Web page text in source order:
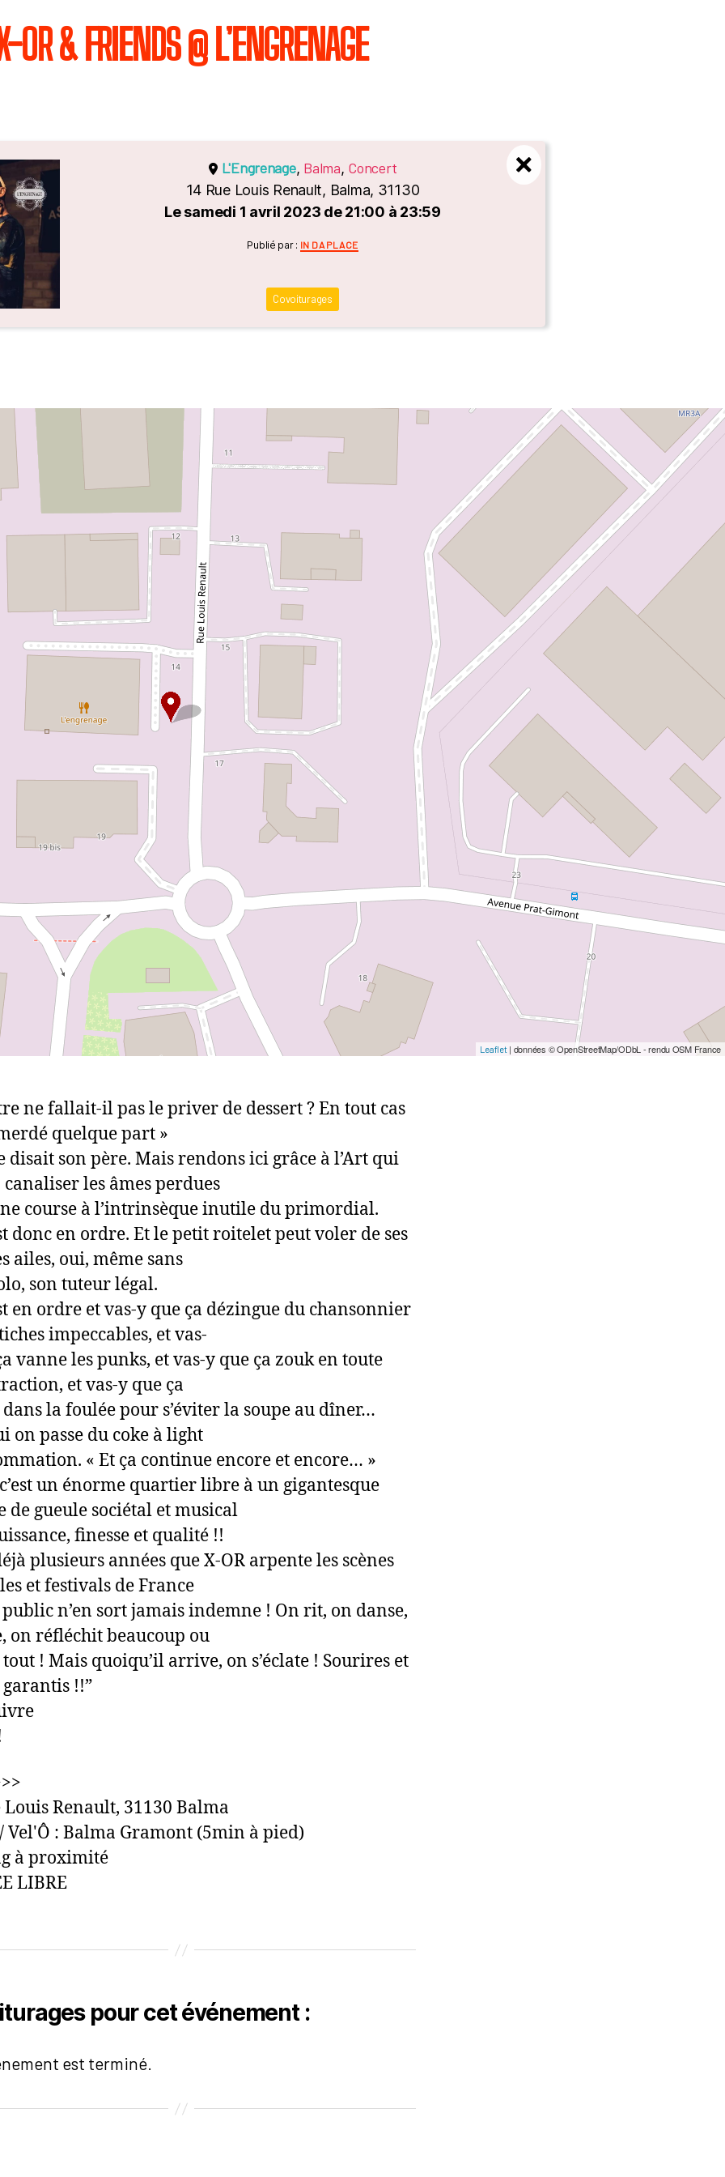
OR & FRIENDS @ L’ENGRENAGE
L'Engrenage, Balma, Concert
14 Rue Louis Renault, Balma, 31130
Le samedi 1 avril 2023 de 21:00 à 23:59
Catégories
Publié par : IN DA PLACE
Covoiturages
Leaflet| données © OpenStreetMap/ODbL - rendu OSM France
ne fallait-il pas le priver de dessert ? En tout cas
quelque part »
disait son père. Mais rendons ici grâce à l’Art qui
les âmes perdues
course à l’intrinsèque inutile du primordial.
donc en ordre. Et le petit roitelet peut voler de ses
ailes, oui, même sans
son tuteur légal.
en ordre et vas-y que ça dézingue du chansonnier
impeccables, et vas-
vanne les punks, et vas-y que ça zouk en toute
et vas-y que ça
la foulée pour s’éviter la soupe au dîner…
on passe du coke à light
« Et ça continue encore et encore… »
c’est un énorme quartier libre à un gigantesque
de gueule sociétal et musical
finesse et qualité !!
plusieurs années que X-OR arpente les scènes
et festivals de France
n’en sort jamais indemne ! On rit, on danse,
on réfléchit beaucoup ou
! Mais quoiqu’il arrive, on s’éclate ! Sourires et
!!”
Louis Renault, 31130 Balma
Vel'Ô : Balma Gramont (5min à pied)
à proximité
LIBRE
pour cet événement :
est terminé.